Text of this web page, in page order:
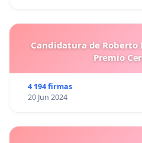
Candidatura de Roberto
Premio
4 194 firmas
20 Jun 2024